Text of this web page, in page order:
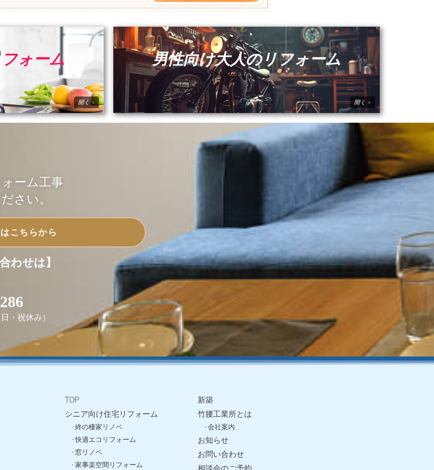
ォーム 男性向け大人のリフォーム
ーム工事
さい。
こちらから
わせは】
・祝休み）
TOP
シニア向け住宅リフォーム
- 終の棲家リノベ
- 快適エコリフォーム
- 窓リノベ
- 家事楽空間リフォーム
新築
竹腰工業所とは
- 会社案内
お知らせ
お問い合わせ
相談会のご予約